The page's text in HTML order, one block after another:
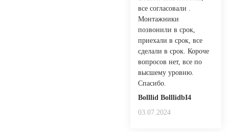
все согласовали .
Монтажники
позвонили в срок,
приехали в срок, все
сделали в срок. Короче
вопросов нет, все по
высшему уровню.
Спасибо.
Bolllid BolllidbI4
03.07.2024